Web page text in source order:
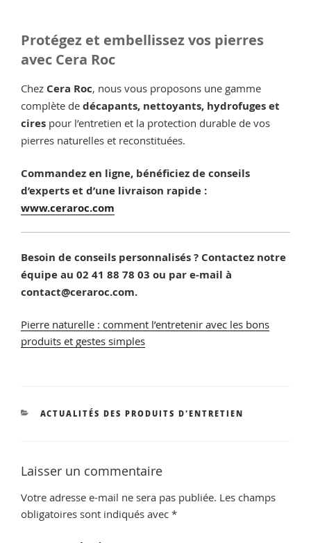
Protégez et embellissez vos pierres
avec Cera Roc
Chez Cera Roc, nous vous proposons une gamme
complète de décapants, nettoyants, hydrofuges et
cires pour l’entretien et la protection durable de vos
pierres naturelles et reconstituées.
Commandez en ligne, bénéficiez de conseils
d’experts et d’une livraison rapide :
www.ceraroc.com
Besoin de conseils personnalisés ? Contactez notre
équipe au 02 41 88 78 03 ou par e-mail à
contact@ceraroc.com.
Pierre naturelle : comment l’entretenir avec les bons
produits et gestes simples
CATÉGORIES
ACTUALITÉS DES PRODUITS D'ENTRETIEN
Laisser un commentaire
Votre adresse e-mail ne sera pas publiée. Les champs
obligatoires sont indiqués avec *